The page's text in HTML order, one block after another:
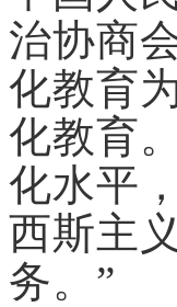
治协商
化教育
化教育
化水平
西斯主
务。”